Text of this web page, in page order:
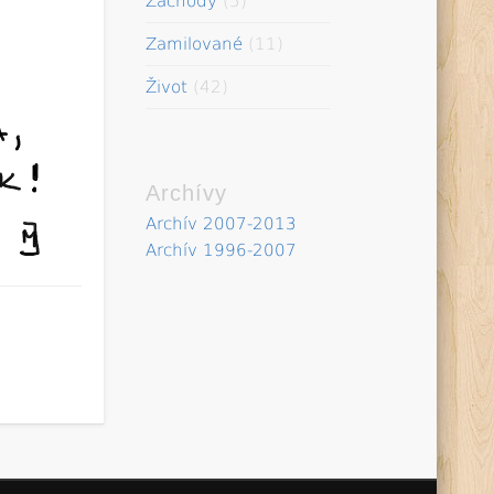
Zamilované (11)
Život(42)
Archívy
Archív 2007-2013
Archív 1996-2007